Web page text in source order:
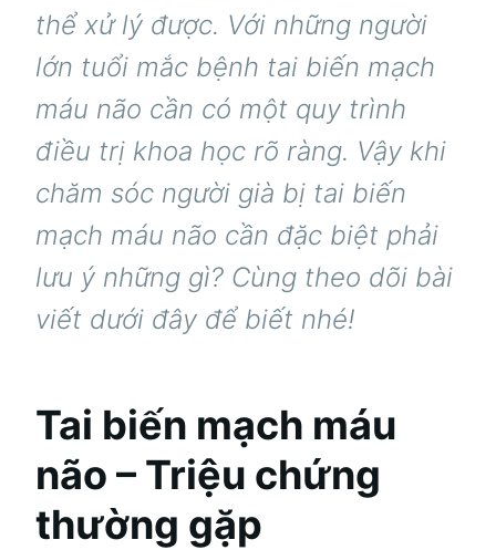
thể xử lý được. Với những người
lớn tuổi mắc bệnh tai biến mạch
máu não cần có một quy trình
điều trị khoa học rõ ràng. Vậy khi
chăm sóc người già bị tai biến
mạch máu não cần đặc biệt phải
lưu ý những gì? Cùng theo dõi bài
viết dưới đây để biết nhé!
Tai biến mạch máu
não – Triệu chứng
thường gặp